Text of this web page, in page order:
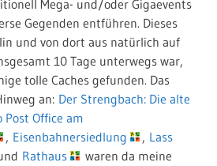
Mega- und/oder Gigaevents
Gegenden entführen. Dieses
und von dort aus natürlich auf
10 Tage unterwegs war,
tolle Caches gefunden. Das
an: Der Strengbach: Die alte
Post Office am
, Eisenbahnersiedlung , Lass
Rathaus
waren da meine